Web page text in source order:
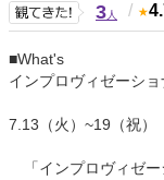
3人 /
■What's
インプロヴィゼーシ
7.13（火）~19（祝
「インプロヴィゼー